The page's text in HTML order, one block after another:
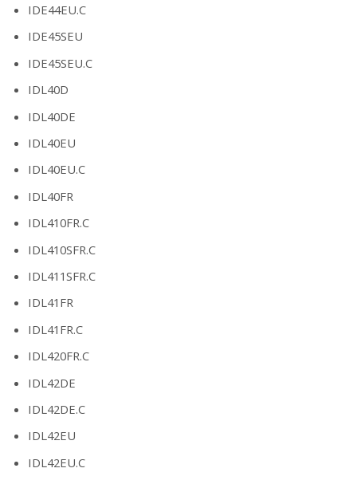
IDE44EU.C
IDE45SEU
IDE45SEU.C
IDL40D
IDL40DE
IDL40EU
IDL40EU.C
IDL40FR
IDL410FR.C
IDL410SFR.C
IDL411SFR.C
IDL41FR
IDL41FR.C
IDL420FR.C
IDL42DE
IDL42DE.C
IDL42EU
IDL42EU.C